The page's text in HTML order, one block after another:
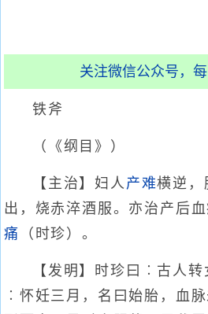
关注微信公众号，
铁斧
（《纲目》）
【主治】妇人 产难横逆，
出，烧赤淬酒服。亦治产后
痛
（时珍）。
【发明】时珍曰︰古人
︰怀妊三月，名曰始胎，血